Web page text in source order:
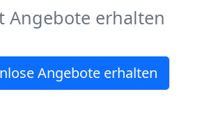
Angebote erhalten
Angebote erhalten